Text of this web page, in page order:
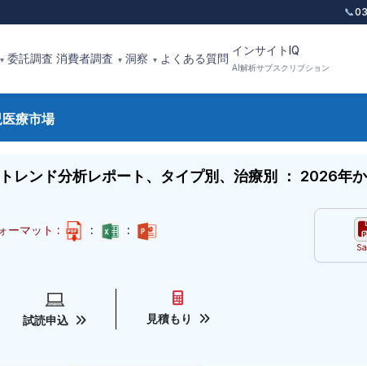
📞
▾ 委託調査 消費者調査 ▾ 洞察 ▾ よくある質問
インサイトIQ
AI解析サブスクリプション
療市場
レンド分析レポート、タイプ別、治療別 ： 2026年
ーマット : : :
試読申込 見積もり